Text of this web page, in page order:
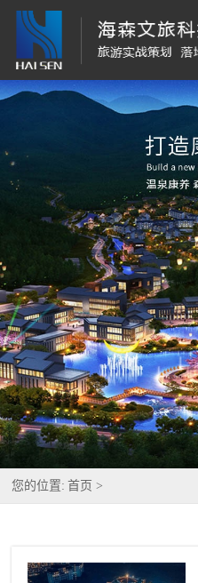
您的位置: 首页 >